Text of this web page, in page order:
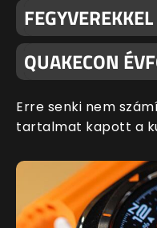
QUAKECON
Erre senki nem
tartalmat kapott a